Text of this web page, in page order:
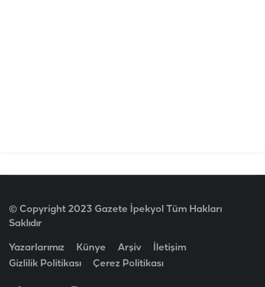
© Copyright 2023 Gazete İpekyol Tüm Hakları
Saklıdır
Yazarlarımız Künye Arşiv
İletişim
Gizlilik Politikası
Çerez Politikası